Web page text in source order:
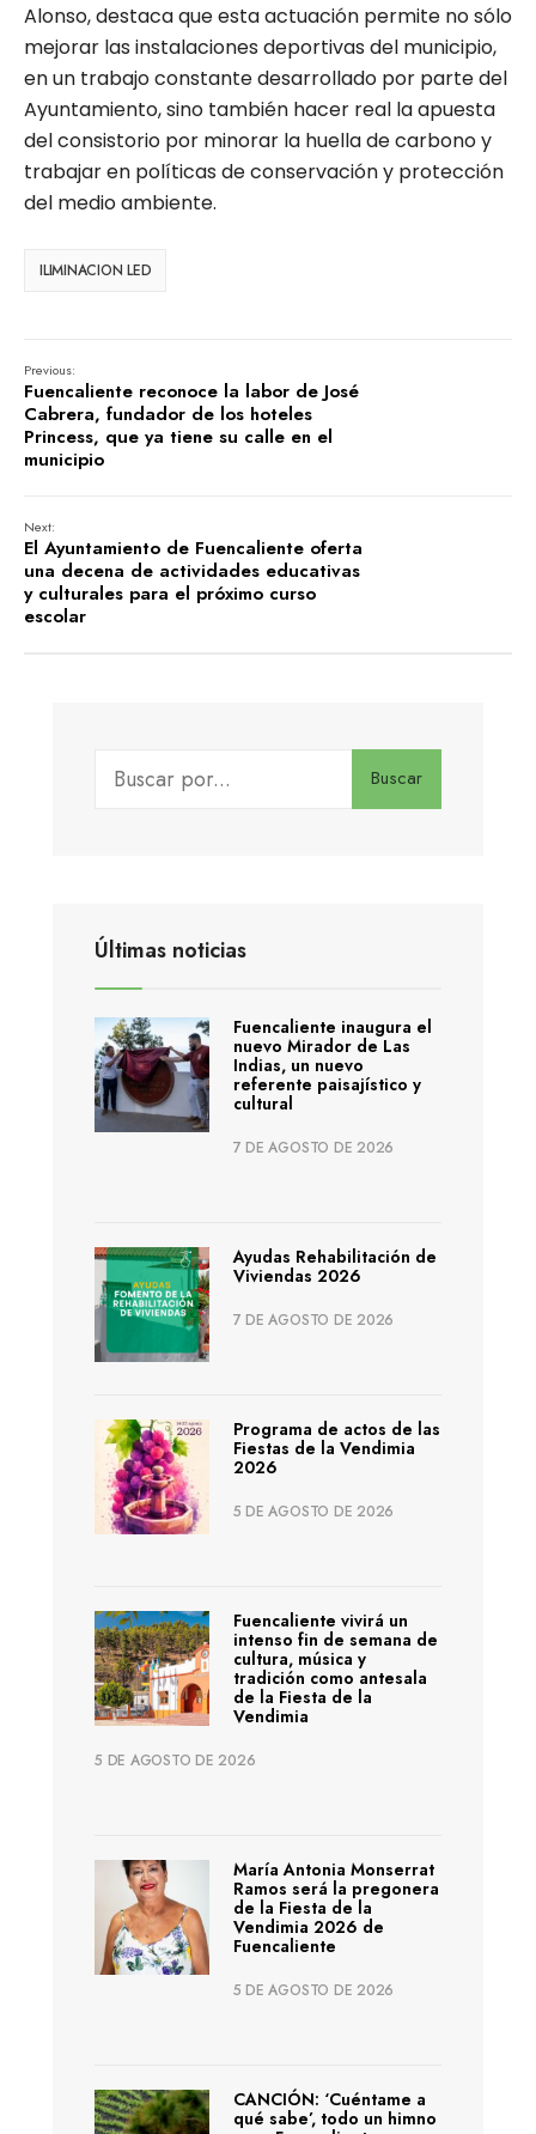
Alonso, destaca que esta actuación permite no sólo
mejorar las instalaciones deportivas del municipio,
en un trabajo constante desarrollado por parte del
Ayuntamiento, sino también hacer real la apuesta
del consistorio por minorar la huella de carbono y
trabajar en políticas de conservación y protección
del medio ambiente.
ILIMINACION LED
Previous:
Fuencaliente reconoce la labor de José
Cabrera, fundador de los hoteles
Princess, que ya tiene su calle en el
municipio
Next:
El Ayuntamiento de Fuencaliente oferta
una decena de actividades educativas
y culturales para el próximo curso
escolar
Buscar
Últimas noticias
Fuencaliente inaugura el
nuevo Mirador de Las
Indias, un nuevo
referente paisajístico y
cultural
7 DE AGOSTO DE 2026
Ayudas Rehabilitación de
Viviendas 2026
7 DE AGOSTO DE 2026
Programa de actos de las
Fiestas de la Vendimia
2026
5 DE AGOSTO DE 2026
Fuencaliente vivirá un
intenso fin de semana de
cultura, música y
tradición como antesala
de la Fiesta de la
Vendimia
5 DE AGOSTO DE 2026
María Antonia Monserrat
Ramos será la pregonera
de la Fiesta de la
Vendimia 2026 de
Fuencaliente
5 DE AGOSTO DE 2026
CANCIÓN: ‘Cuéntame a
qué sabe’, todo un himno